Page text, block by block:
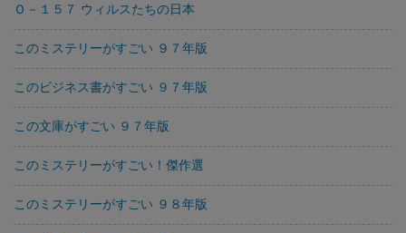
Ｏ－１５７ ウィルスたちの日本
このミステリーがすごい ９７年版
このビジネス書がすごい ９７年版
この文庫がすごい ９７年版
このミステリーがすごい！傑作選
このミステリーがすごい ９８年版